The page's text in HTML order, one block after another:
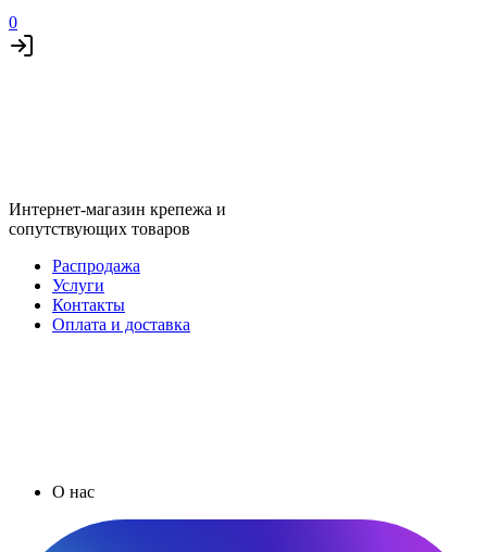
0
Интернет-магазин крепежа и
сопутствующих товаров
Распродажа
Услуги
Контакты
Оплата и доставка
О нас